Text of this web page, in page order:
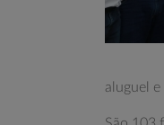
aluguel